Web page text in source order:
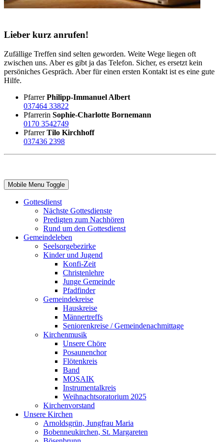
Lieber kurz anrufen!
Zufällige Treffen sind selten geworden. Weite Wege liegen oft
zwischen uns. Aber es gibt ja das Telefon. Sicher, es ersetzt kein
persöniches Gespräch. Aber für einen ersten Kontakt ist es eine gute
Hilfe.
PfarrerPhilipp-Immanuel Albert
037464 33822
Pfarrerin Sophie-Charlotte Bornemann
0170 3542749
PfarrerTilo Kirchhoff
037436 2398
Mobile Menu Toggle
Gottesdienst
Nächste Gottesdienste
Predigten zum Nachhören
Rund um den Gottesdienst
Gemeindeleben
Seelsorgebezirke
Kinder und Jugend
Konfi-Zeit
Christenlehre
Junge Gemeinde
Pfadfinder
Gemeindekreise
Hauskreise
Männertreffs
Seniorenkreise / Gemeindenachmittage
Kirchenmusik
Unsere Chöre
Posaunenchor
Flötenkreis
Band
MOSAIK
Instrumentalkreis
Weihnachtsoratorium 2025
Kirchenvorstand
Unsere Kirchen
Arnoldsgrün, Jungfrau Maria
Bobenneukirchen, St. Margareten